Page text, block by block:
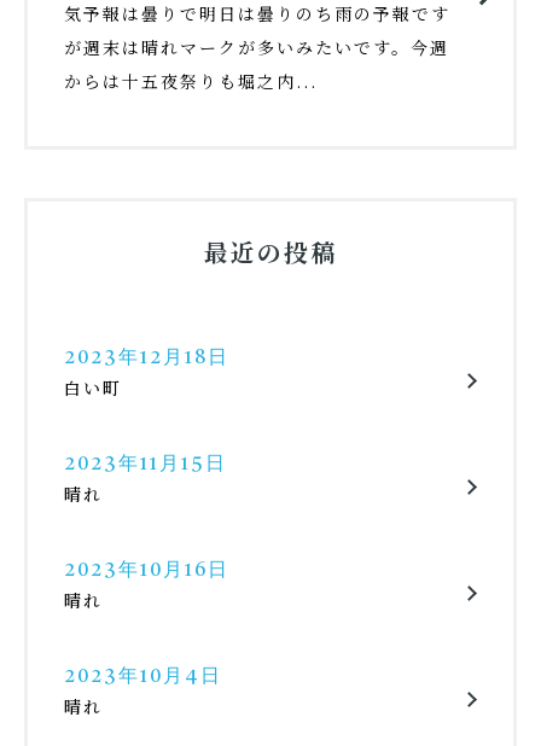
気予報は曇りで明日は曇りのち雨の予報です
が週末は晴れマークが多いみたいです。今週
からは十五夜祭りも堀之内...
最近の投稿
2023年12月18日
白い町
2023年11月15日
晴れ
2023年10月16日
晴れ
2023年10月4日
晴れ